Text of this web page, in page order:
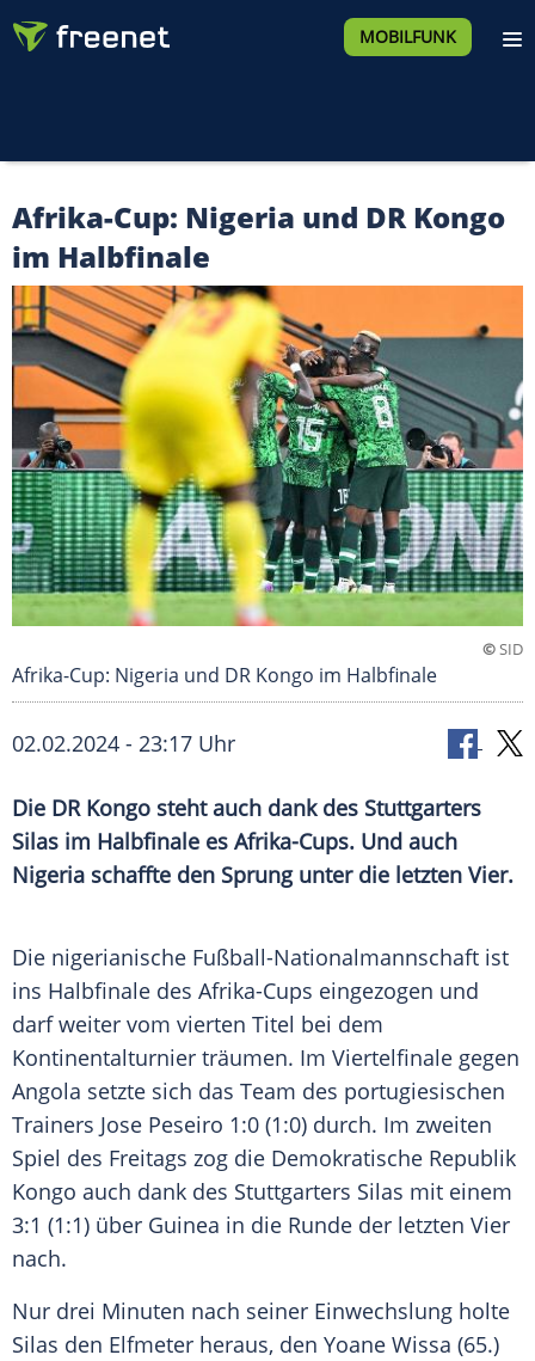
MOBILFUNK
Afrika-Cup: Nigeria und DR Kongo
im Halbfinale
©SID
Afrika-Cup: Nigeria und DR Kongo im Halbfinale
02.02.2024 - 23:17 Uhr
Die DR Kongo steht auch dank des Stuttgarters
Silas im Halbfinale es Afrika-Cups. Und auch
Nigeria schaffte den Sprung unter die letzten Vier.
Die nigerianische Fußball-Nationalmannschaft ist
ins Halbfinale des Afrika-Cups eingezogen und
darf weiter vom vierten Titel bei dem
Kontinentalturnier träumen. Im Viertelfinale gegen
Angola setzte sich das Team des portugiesischen
Trainers Jose Peseiro 1:0 (1:0) durch. Im zweiten
Spiel des Freitags zog die Demokratische Republik
Kongo auch dank des Stuttgarters Silas mit einem
3:1 (1:1) über Guinea in die Runde der letzten Vier
nach.
Nur drei Minuten nach seiner Einwechslung holte
Silas den Elfmeter heraus, den Yoane Wissa (65.)